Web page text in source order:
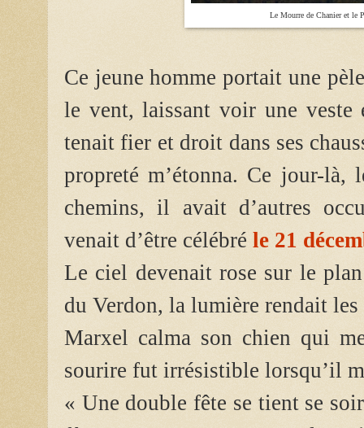
Le Mourre de Chanier et le
Ce jeune homme portait une
le vent, laissant voir une veste
tenait fier et droit dans ses
propreté m’étonna. Ce jour-là,
chemins, il avait d’autres
venait d’être célébré le 21
Le ciel devenait rose sur le
du Verdon, la lumière rendait
Marxel calma son chien qui
sourire fut irrésistible lorsqu’il
« Une double fête se tient se